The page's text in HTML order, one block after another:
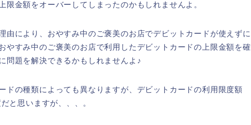
限金額をオーバーしてしまったのかもしれませんよ。
由により、おやすみ中のご褒美のお店でデビットカードが使えずに
やすみ中のご褒美のお店で利用したデビットカードの上限金額を確
問題を解決できるかもしれませんよ♪
ドの種類によっても異なりますが、デビットカードの利用限度額
と思いますが、、、。